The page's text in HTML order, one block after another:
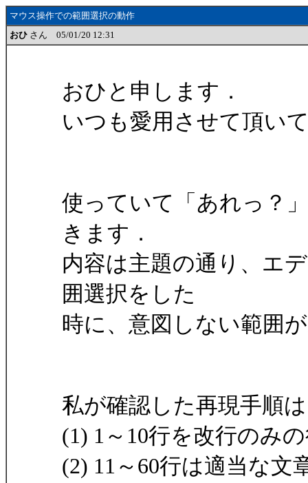
マウス操作での範囲選択の動作
おひ さん 05/01/20 12:31
おひと申します．
いつも愛用させて頂い
使っていて「あれっ？
きます．
内容は主題の通り、エ
囲選択をした
時に、意図しない範囲
私が確認した再現手順
(1) 1～10行を改行のみ
(2) 11～60行は適当な